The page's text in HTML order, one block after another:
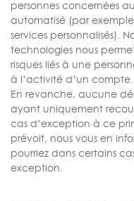
personnes concernées
automatisé (par
services personnalisés).
technologies nous
risques liés à une
à l’activité d’un compte.
En revanche, aucune
ayant uniquement
cas d’exception à ce
prévoit, nous vous en
pourriez dans certains
exception.